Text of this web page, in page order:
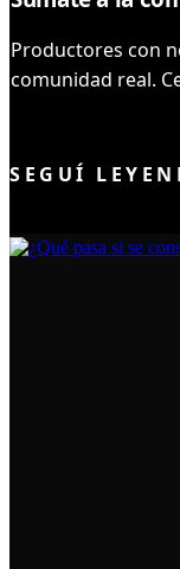
Productores con
comunidad real.
SEGUÍ